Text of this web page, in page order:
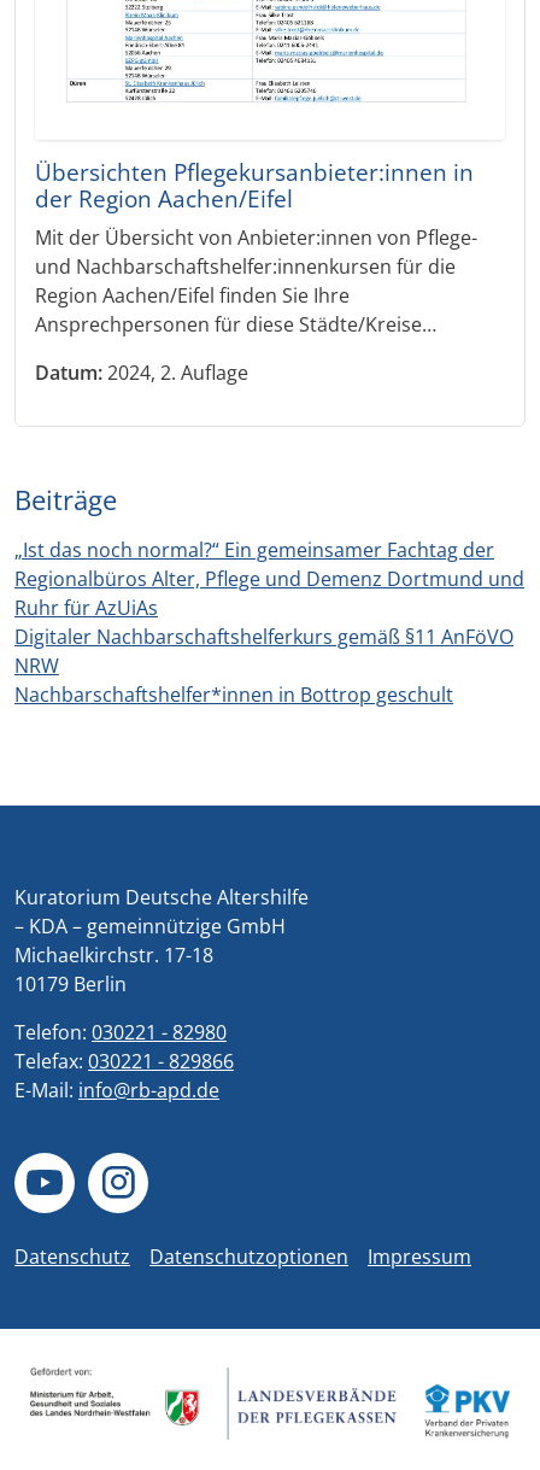
Übersichten Pflegekursanbieter:innen in
der Region Aachen/Eifel
Mit der Übersicht von Anbieter:innen von Pflege-
und Nachbarschaftshelfer:innenkursen für die
Region Aachen/Eifel finden Sie Ihre
Ansprechpersonen für diese Städte/Kreise…
Datum:2024, 2. Auflage
Beiträge
„Ist das noch normal?“ Ein gemeinsamer Fachtag der
Regionalbüros Alter, Pflege und Demenz Dortmund und
Ruhr für AzUiAs
Digitaler Nachbarschaftshelferkurs gemäß §11 AnFöVO
NRW
Nachbarschaftshelfer*innen in Bottrop geschult
Kuratorium Deutsche Altershilfe
– KDA – gemeinnützige GmbH
Michaelkirchstr. 17-18
10179 Berlin
Telefon: 030221 - 82980
Telefax: 030221 - 829866
E-Mail: info@rb-apd.de
Datenschutz Datenschutzoptionen Impressum